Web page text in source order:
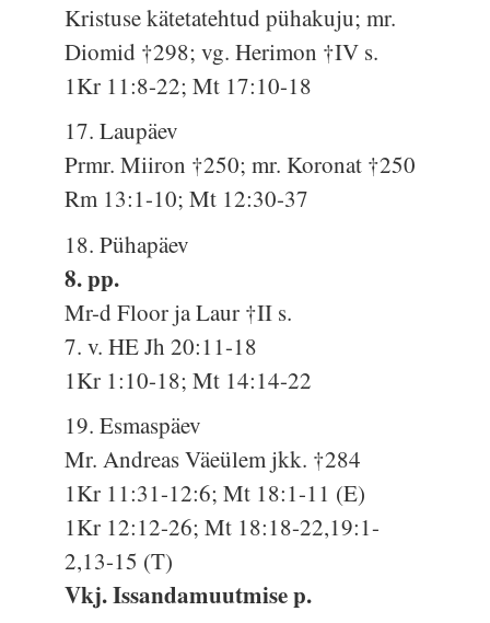
Kristuse kätetatehtud pühakuju; mr.
Diomid †298; vg. Herimon †IV s.
1Kr 11:8-22; Mt 17:10-18
17. Laupäev
Prmr. Miiron †250; mr. Koronat †250
Rm 13:1-10; Mt 12:30-37
18. Pühapäev
8. pp.
Mr-d Floor ja Laur †II s.
7. v. HE Jh 20:11-18
1Kr 1:10-18; Mt 14:14-22
19. Esmaspäev
Mr. Andreas Väeülem jkk. †284
1Kr 11:31-12:6; Mt 18:1-11 (E)
1Kr 12:12-26; Mt 18:18-22,19:1-
2,13-15 (T)
Vkj. Issandamuutmise p.